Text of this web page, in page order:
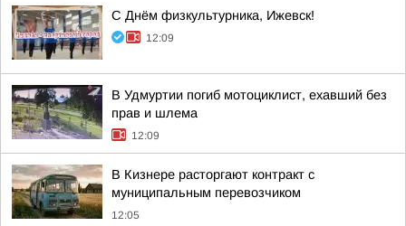
С Днём физкультурника, Ижевск!
12:09
В Удмуртии погиб мотоциклист, ехавший без
прав и шлема
12:09
В Кизнере расторгают контракт с
муниципальным перевозчиком
12:05